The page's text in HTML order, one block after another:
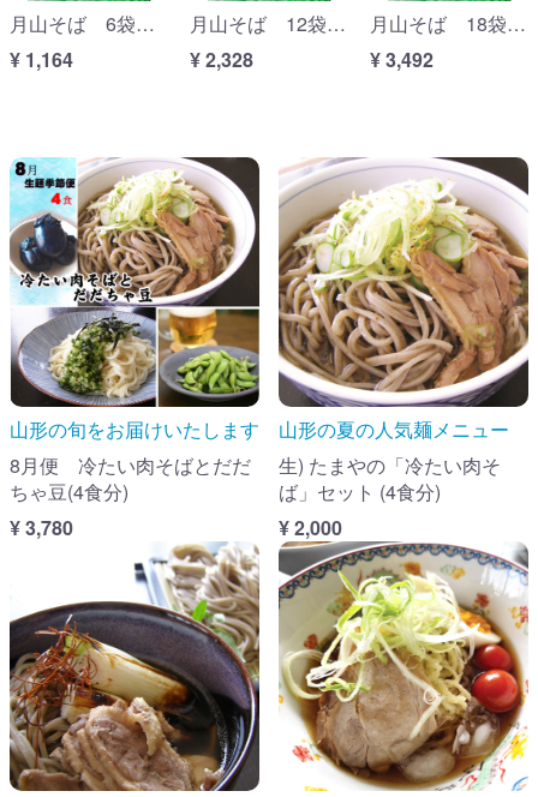
月山そば 6袋箱入(12食分)
¥ 1,164
月山そば 12袋箱入(24食分)
¥ 2,328
月山そば 18袋箱入(36食分)
¥ 3,492
山形の旬をお届けいたします
8月便 冷たい肉そばとだだ
ちゃ豆(4食分)
¥ 3,780
山形の夏の人気麺メニュー
生) たまやの「冷たい肉そ
ば」セット (4食分)
¥ 2,000